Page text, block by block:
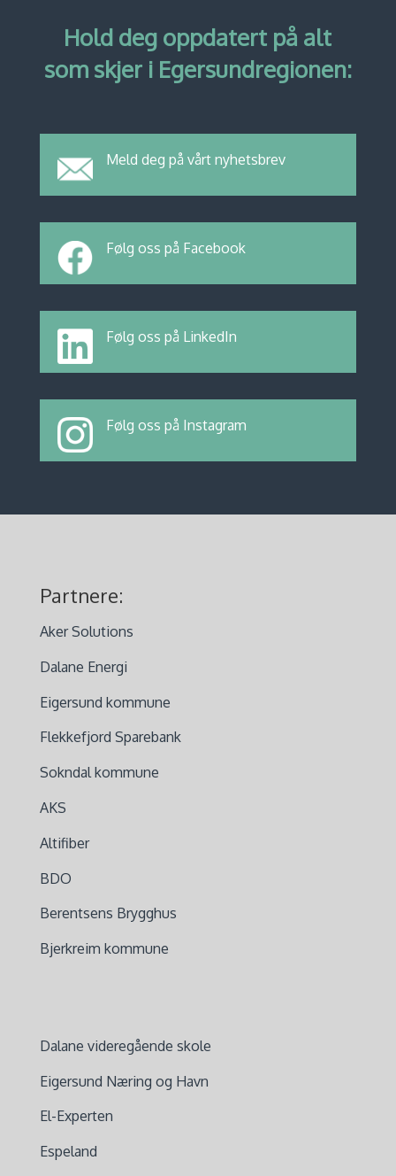
Hold deg oppdatert på alt
som skjer i Egersundregionen:
Meld deg på vårt nyhetsbrev
Følg oss på Facebook
Følg oss på LinkedIn
Følg oss på Instagram
Partnere:
Aker Solutions
Dalane Energi
Eigersund kommune
Flekkefjord Sparebank
Sokndal kommune
AKS
Altifiber
BDO
Berentsens Brygghus
Bjerkreim kommune
Dalane videregående skole
Eigersund Næring og Havn
El-Experten
Espeland